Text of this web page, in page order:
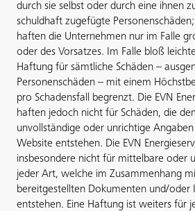
durch sie selbst oder durch eine ihnen
schuldhaft zugefügte
haften die Unternehmen nur im Falle
oder des Vorsatzes. Im Falle bloß
Haftung für sämtliche Schäden –
Personenschäden – mit einem
pro Schadensfall begrenzt. Die EVN
haften jedoch nicht für Schäden, die
unvollständige oder unrichtige
Website entstehen. Die EVN
insbesondere nicht für mittelbare oder
jeder Art, welche im Zusammenhang
bereitgestellten Dokumenten und/
entstehen. Eine Haftung ist weiters für